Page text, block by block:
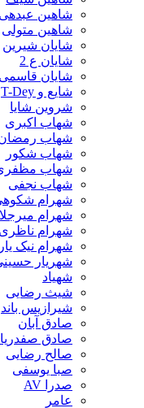
شاهین عبدهی
شاهین متولی
شایان شیرین
شایان ع 2
شایان قاسمی
شایع و T-Dey
شروین شایا
شهاب اکبری
شهاب رمضان
شهاب شکور
شهاب مظفری
شهاب نجفی
شهرام شکوهی
شهرام میرجلالی
شهرام ناظری
شهرام نیک یار
شهریار حسینی
شیث رضایی
شیرازیس باند
صادق آبان
صادق صفدریان
صالح رضایی
صبا یوسفی